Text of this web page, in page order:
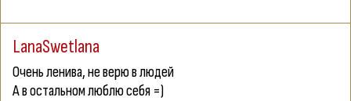
LanaSwetlana
Очень ленива, не верю в людей
А в остальном люблю себя =)